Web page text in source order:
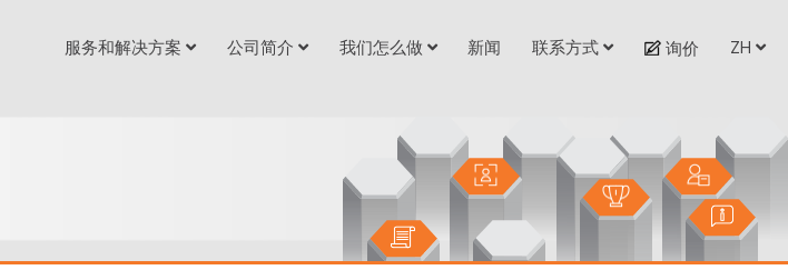
服务和解决方案 公司简介 我们怎么做 新闻 联系方式 询价 ZH